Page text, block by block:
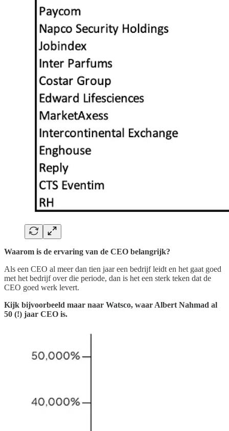
Waarom is de ervaring van de CEO belangrijk?
Als een CEO al meer dan tien jaar een bedrijf leidt en het gaat goed
met het bedrijf over die periode, dan is het een sterk teken dat de
CEO goed werk levert.
Kijk bijvoorbeeld maar naar Watsco, waar Albert Nahmad al
50 (!) jaar CEO is.